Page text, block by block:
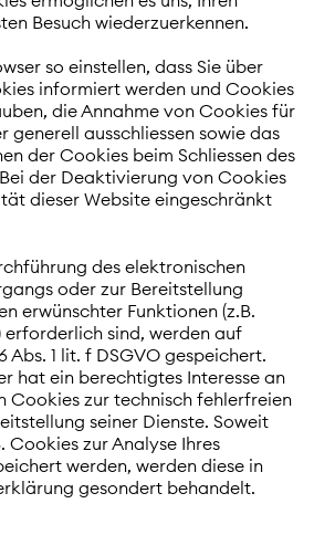
Besuch wiederzuerkennen.
so einstellen, dass Sie über
informiert werden und Cookies
die Annahme von Cookies für
generell ausschliessen sowie das
der Cookies beim Schliessen des
der Deaktivierung von Cookies
dieser Website eingeschränkt
des elektronischen
oder zur Bereitstellung
erwünschter Funktionen (z.B.
sind, werden auf
Abs. 1 lit. f DSGVO gespeichert.
hat ein berechtigtes Interesse an
Cookies zur technisch fehlerfreien
seiner Dienste. Soweit
Cookies zur Analyse Ihres
werden, werden diese in
gesondert behandelt.